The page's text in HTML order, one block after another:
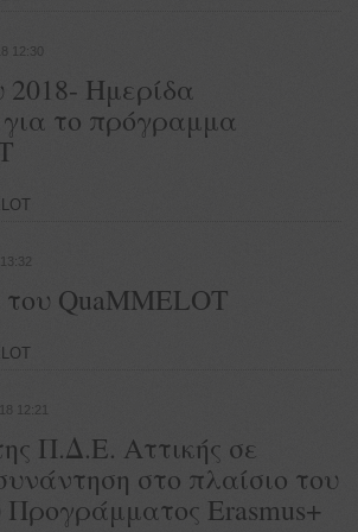
12:30
2018- Ημερίδα
το πρόγραμμα
QuaMMELOT
12:21
Π.Δ.Ε. Αττικής σε
στο πλαίσιο του
Erasmus+